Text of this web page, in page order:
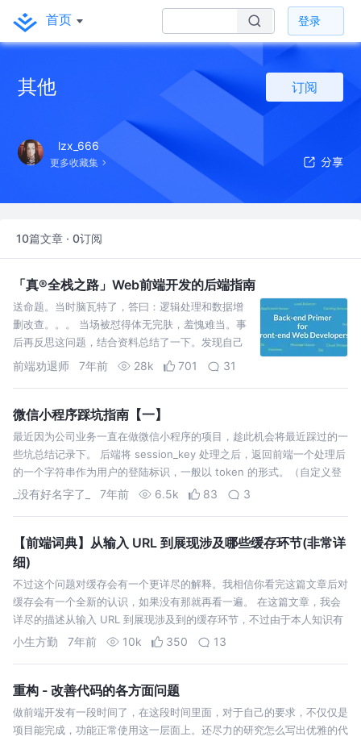
首页 登录
其他 订阅
lzx_666
更多收藏集
10篇文章 · 0订阅
「真®全栈之路」Web前端开发的后端指南
送命题。当时脑瓦特了，答曰：逻辑处理和数据增
删改查。。。 当场被怼得体无完肤，羞愧难当。事
后再反思这问题，结合资料总结了一下。发现自己
学过的Redis、Elasticsearch和DNS等其实都属于
前端劝退师 7年前 28k 701 31
微信小程序踩坑指南【一】
最近因为公司业务一直在做微信小程序的项目，趁此机会将最近踩过的一
些坑总结记录下。 后端将 session_key 处理之后，返回前端一个处理后
的一个字符串作为用户的登陆标识，一般以 token 的形式。（自定义登
陆态与 openid session_key 相关） 前端接收到 …
_没有好名字了_ 7年前 6.5k 83 3
【前端词典】从输入 URL 到展现涉及哪些缓存环节(非常详
细)
不过这个问题对缓存会有一个更详尽的解释。我相信你看完这篇文章后对
缓存会有一个全新的认识，如果没有那就再看一遍。 在这篇文章，我会
详尽的描述从输入 URL 到展现涉及到的缓存环节，不过由于本人知识有
限，很可能有某些隐藏的缓存机制在下遗漏了，还请大佬不吝赐教。 输
小生方勤 7年前 10k 350 13
重构 - 改善代码的各方面问题
做前端开发有一段时间了，在这段时间里面，对于自己的要求，不仅仅是
项目能完成，功能正常使用这一层面上。还尽力的研究怎么写出优雅的代